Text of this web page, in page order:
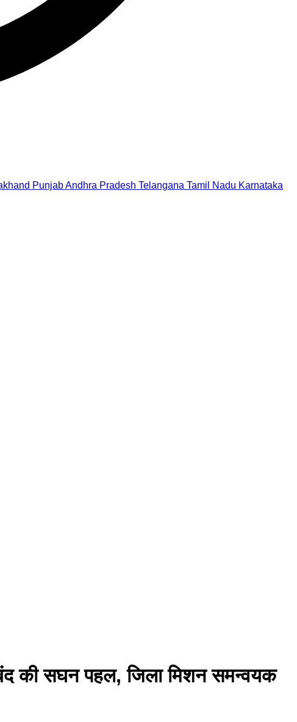
PunjabAndhra Pradesh Telangana Tamil Nadu Karnataka
की सघन पहल, जिला मिशन समन्वयक